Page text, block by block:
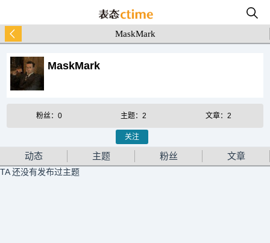
MaskMark
MaskMark
粉丝：0 主题：2 文章：2
关注
动态 主题 粉丝
文章
TA 还没有发布过主题